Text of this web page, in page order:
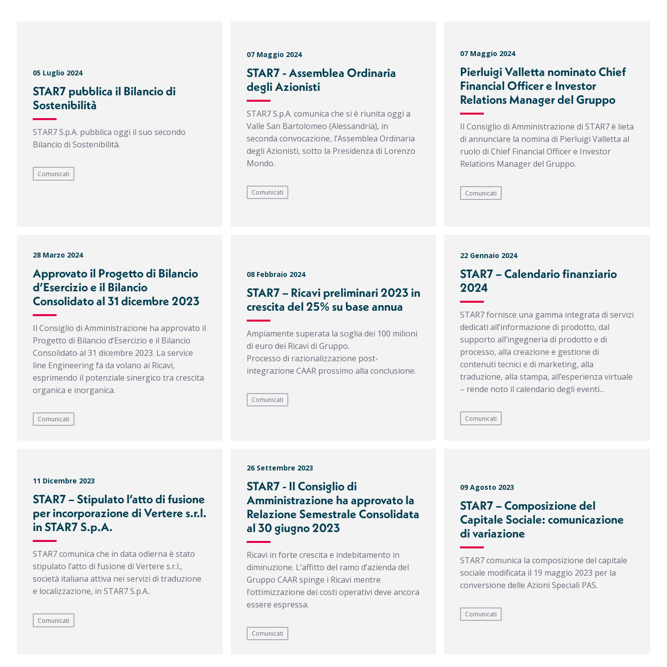
05 Luglio 2024
STAR7 pubblica il Bilancio di
Sostenibilità
STAR7 S.p.A. pubblica oggi il suo secondo
Bilancio di Sostenibilità.
Comunicati
07 Maggio 2024
STAR7 - Assemblea Ordinaria
degli Azionisti
STAR7 S.p.A. comunica che si è riunita oggi a
Valle San Bartolomeo (Alessandria), in
seconda convocazione, l’Assemblea Ordinaria
degli Azionisti, sotto la Presidenza di Lorenzo
Mondo.
Comunicati
07 Maggio 2024
Pierluigi Valletta nominato Chief
Financial Officer e Investor
Relations Manager del Gruppo
Il Consiglio di Amministrazione di STAR7 è lieta
di annunciare la nomina di Pierluigi Valletta al
ruolo di Chief Financial Officer e Investor
Relations Manager del Gruppo.
Comunicati
28 Marzo 2024
Approvato il Progetto di Bilancio
d’Esercizio e il Bilancio
Consolidato al 31 dicembre 2023
Il Consiglio di Amministrazione ha approvato il
Progetto di Bilancio d’Esercizio e il Bilancio
Consolidato al 31 dicembre 2023. La service
line Engineering fa da volano ai Ricavi,
esprimendo il potenziale sinergico tra crescita
organica e inorganica.
Comunicati
08 Febbraio 2024
STAR7 – Ricavi preliminari 2023 in
crescita del 25% su base annua
Ampiamente superata la soglia dei 100 milioni
di euro dei Ricavi di Gruppo.
Processo di razionalizzazione post-
integrazione CAAR prossimo alla conclusione.
Comunicati
22 Gennaio 2024
STAR7 – Calendario finanziario
2024
STAR7 fornisce una gamma integrata di servizi
dedicati all’informazione di prodotto, dal
supporto all’ingegneria di prodotto e di
processo, alla creazione e gestione di
contenuti tecnici e di marketing, alla
traduzione, alla stampa, all’esperienza virtuale
– rende noto il calendario degli eventi...
Comunicati
11 Dicembre 2023
STAR7 – Stipulato l’atto di fusione
per incorporazione di Vertere s.r.l.
in STAR7 S.p.A.
STAR7 comunica che in data odierna è stato
stipulato l’atto di fusione di Vertere s.r.l.,
società italiana attiva nei servizi di traduzione
e localizzazione, in STAR7 S.p.A..
Comunicati
26 Settembre 2023
STAR7 - Il Consiglio di
Amministrazione ha approvato la
Relazione Semestrale Consolidata
al 30 giugno 2023
Ricavi in forte crescita e indebitamento in
diminuzione. L’affitto del ramo d’azienda del
Gruppo CAAR spinge i Ricavi mentre
l’ottimizzazione dei costi operativi deve ancora
essere espressa.
Comunicati
09 Agosto 2023
STAR7 – Composizione del
Capitale Sociale: comunicazione
di variazione
STAR7 comunica la composizione del capitale
sociale modificata il 19 maggio 2023 per la
conversione delle Azioni Speciali PAS.
Comunicati